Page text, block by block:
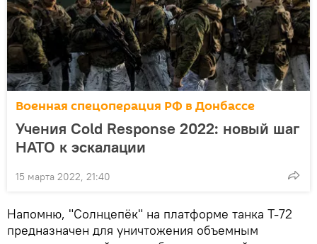
Военная спецоперация РФ в Донбассе
Учения Cold Response 2022: новый шаг
НАТО к эскалации
15 марта 2022, 21:40
Напомню, "Солнцепёк" на платформе танка Т-72
предназначен для уничтожения объемным